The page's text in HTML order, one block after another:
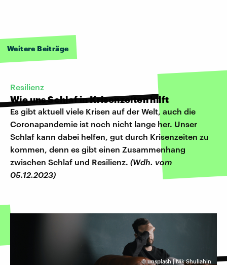
Weitere Beiträge
Resilienz
Wie uns Schlaf in Krisenzeiten hilft
Es gibt aktuell viele Krisen auf der Welt, auch die
Coronapandemie ist noch nicht lange her. Unser
Schlaf kann dabei helfen, gut durch Krisenzeiten zu
kommen, denn es gibt einen Zusammenhang
zwischen Schlaf und Resilienz. (Wdh. vom
05.12.2023)
©unsplash | Nik Shuliahin